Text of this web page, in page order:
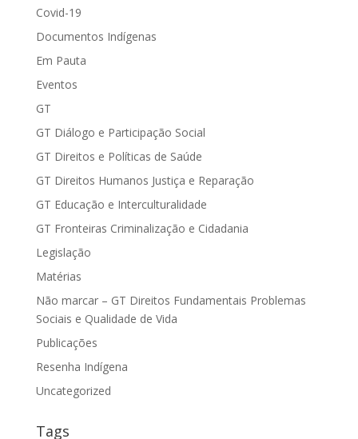
Covid-19
Documentos Indígenas
Em Pauta
Eventos
GT
GT Diálogo e Participação Social
GT Direitos e Políticas de Saúde
GT Direitos Humanos Justiça e Reparação
GT Educação e Interculturalidade
GT Fronteiras Criminalização e Cidadania
Legislação
Matérias
Não marcar – GT Direitos Fundamentais Problemas
Sociais e Qualidade de Vida
Publicações
Resenha Indígena
Uncategorized
Tags